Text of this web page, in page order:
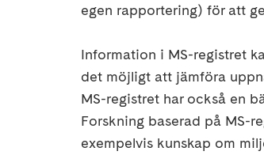
egen rapportering) för att
Information i MS-registret
det möjligt att jämföra
MS-registret har också en
Forskning baserad på MS-
exempelvis kunskap om